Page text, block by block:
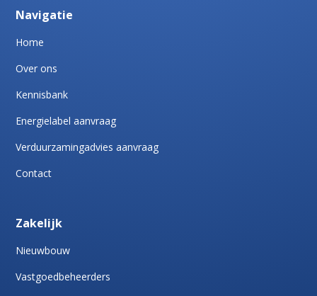
Navigatie
Home
Over ons
Kennisbank
Energielabel aanvraag
Verduurzamingadvies aanvraag
Contact
Zakelijk
Nieuwbouw
Vastgoedbeheerders